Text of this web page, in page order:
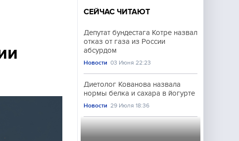
Происшествия
СЕЙЧАС ЧИТАЮТ
Депутат бундестага Котре назвал
отказ от газа из России
абсурдом
Новости 03 Июня 22:23
Диетолог Кованова назвала
нормы белка и сахара в йогурте
Новости 29 Июля 18:36